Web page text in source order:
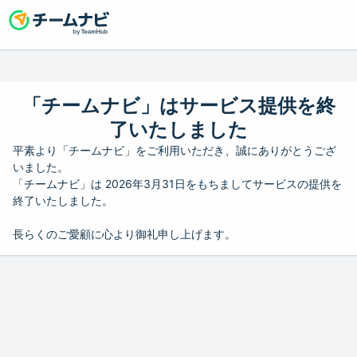
「チームナビ」はサービス提供を終
了いたしました
平素より「チームナビ」をご利用いただき、誠にありがとうござ
いました。
「チームナビ」は 2026年3月31日をもちましてサービスの提供を
終了いたしました。
長らくのご愛顧に心より御礼申し上げます。